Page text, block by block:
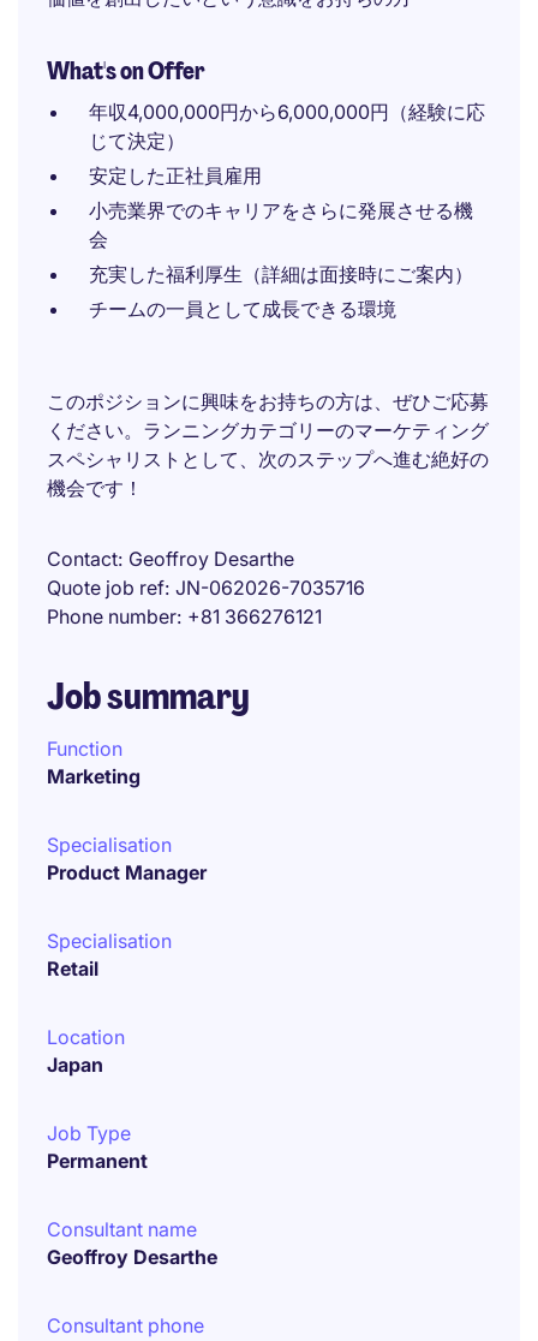
What's on Offer
年収4,000,000円から6,000,000円（経験に応
じて決定）
安定した正社員雇用
小売業界でのキャリアをさらに発展させる機
会
充実した福利厚生（詳細は面接時にご案内）
チームの一員として成長できる環境
このポジションに興味をお持ちの方は、ぜひご応募
ください。ランニングカテゴリーのマーケティング
スペシャリストとして、次のステップへ進む絶好の
機会です！
Contact Geoffroy Desarthe
Quote job ref JN-062026-7035716
Phone number +81 366276121
Job summary
Function
Marketing
Specialisation
Product Manager
Specialisation
Retail
Location
Japan
Job Type
Permanent
Consultant name
Geoffroy Desarthe
Consultant phone